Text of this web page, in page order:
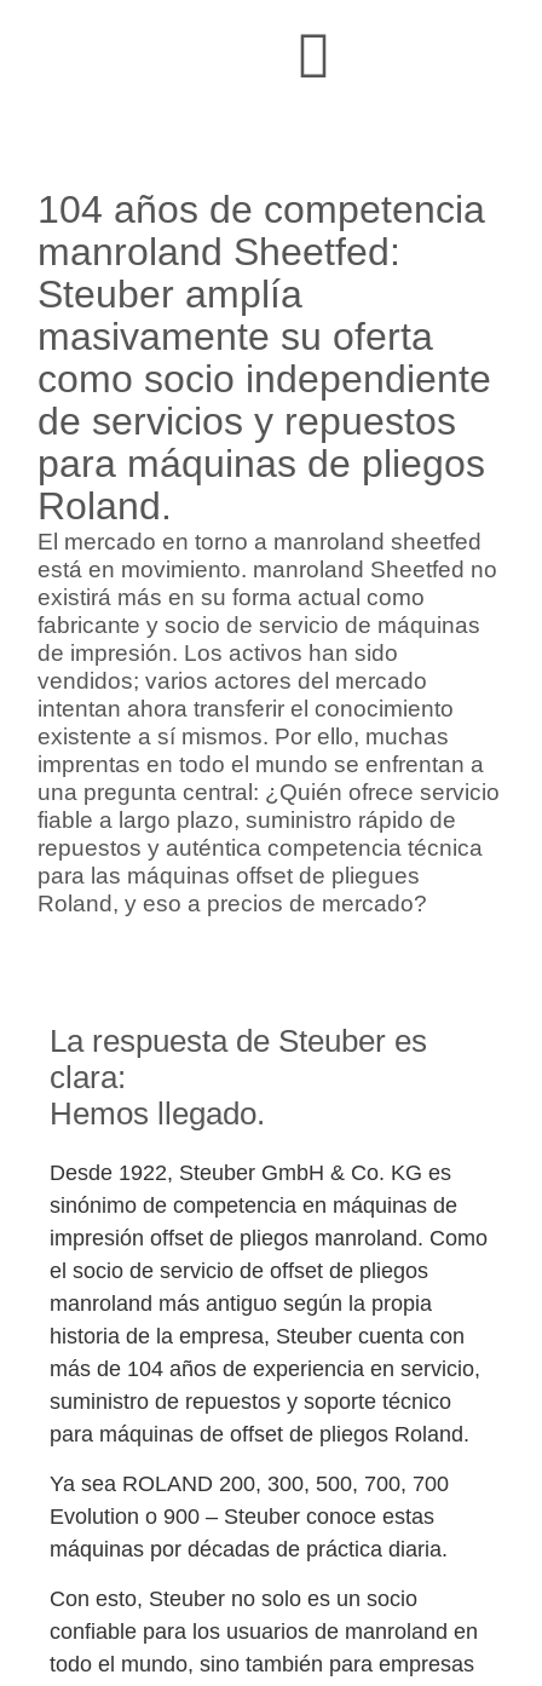
104 años de competencia
manroland Sheetfed:
Steuber amplía
masivamente su oferta
como socio independiente
de servicios y repuestos
para máquinas de pliegos
Roland.
El mercado en torno a manroland sheetfed
está en movimiento. manroland Sheetfed no
existirá más en su forma actual como
fabricante y socio de servicio de máquinas
de impresión. Los activos han sido
vendidos; varios actores del mercado
intentan ahora transferir el conocimiento
existente a sí mismos. Por ello, muchas
imprentas en todo el mundo se enfrentan a
una pregunta central: ¿Quién ofrece servicio
fiable a largo plazo, suministro rápido de
repuestos y auténtica competencia técnica
para las máquinas offset de pliegues
Roland, y eso a precios de mercado?
La respuesta de Steuber es
clara:
Hemos llegado.
Desde 1922, Steuber GmbH & Co. KG es
sinónimo de competencia en máquinas de
impresión offset de pliegos manroland. Como
el socio de servicio de offset de pliegos
manroland más antiguo según la propia
historia de la empresa, Steuber cuenta con
más de 104 años de experiencia en servicio,
suministro de repuestos y soporte técnico
para máquinas de offset de pliegos Roland.
Ya sea ROLAND 200, 300, 500, 700, 700
Evolution o 900 – Steuber conoce estas
máquinas por décadas de práctica diaria.
Con esto, Steuber no solo es un socio
confiable para los usuarios de manroland en
todo el mundo, sino también para empresas